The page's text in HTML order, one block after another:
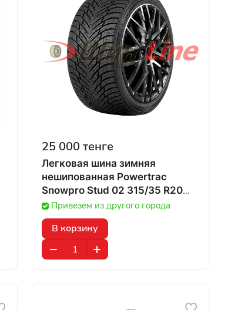
25 000 тенге
Легковая шина зимняя
нешипованная Powertrac
Snowpro Stud 02 315/35 R20
106T в Казахстане
Привезем из другого города
В корзину